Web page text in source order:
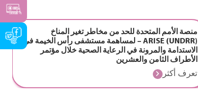
منصة الأمم المتحدة للحد من مخاطر تغير المناخ
(UNDRR) ARISE – لمساهمة مستشفى رأس الخيمة في
الاستدامة والمرونة في الرعاية الصحية خلال مؤتمر
الأطراف الثامن والعشرين
تعرف أكثر